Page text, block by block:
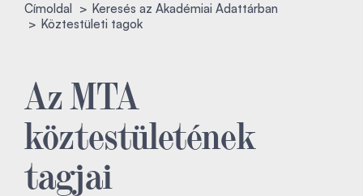
Címoldal
Keresés az Akadémiai Adattárban
Köztestületi tagok
Az MTA
köztestületének
tagjai